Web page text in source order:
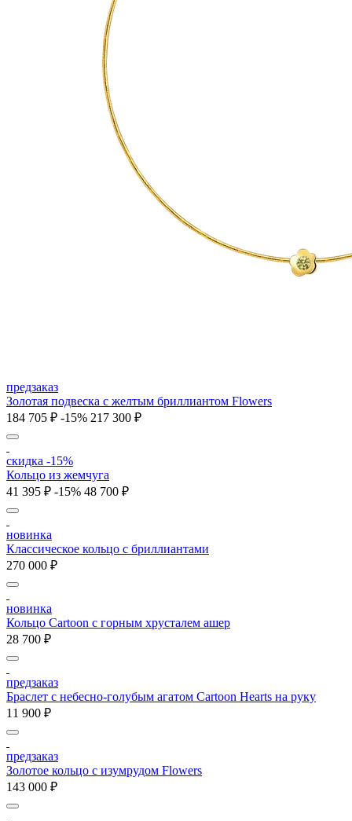
предзаказ
Золотая подвеска с желтым бриллиантом Flowers
184 705 ₽ -15% 217 300 ₽
скидка -15%
Кольцо из жемчуга
41 395 ₽ -15% 48 700 ₽
новинка
Классическое кольцо с бриллиантами
270 000 ₽
новинка
Кольцо Cartoon c горным хрусталем ашер
28 700 ₽
предзаказ
Браслет с небесно-голубым агатом Cartoon Hearts на руку
11 900 ₽
предзаказ
Золотое кольцо с изумрудом Flowers
143 000 ₽